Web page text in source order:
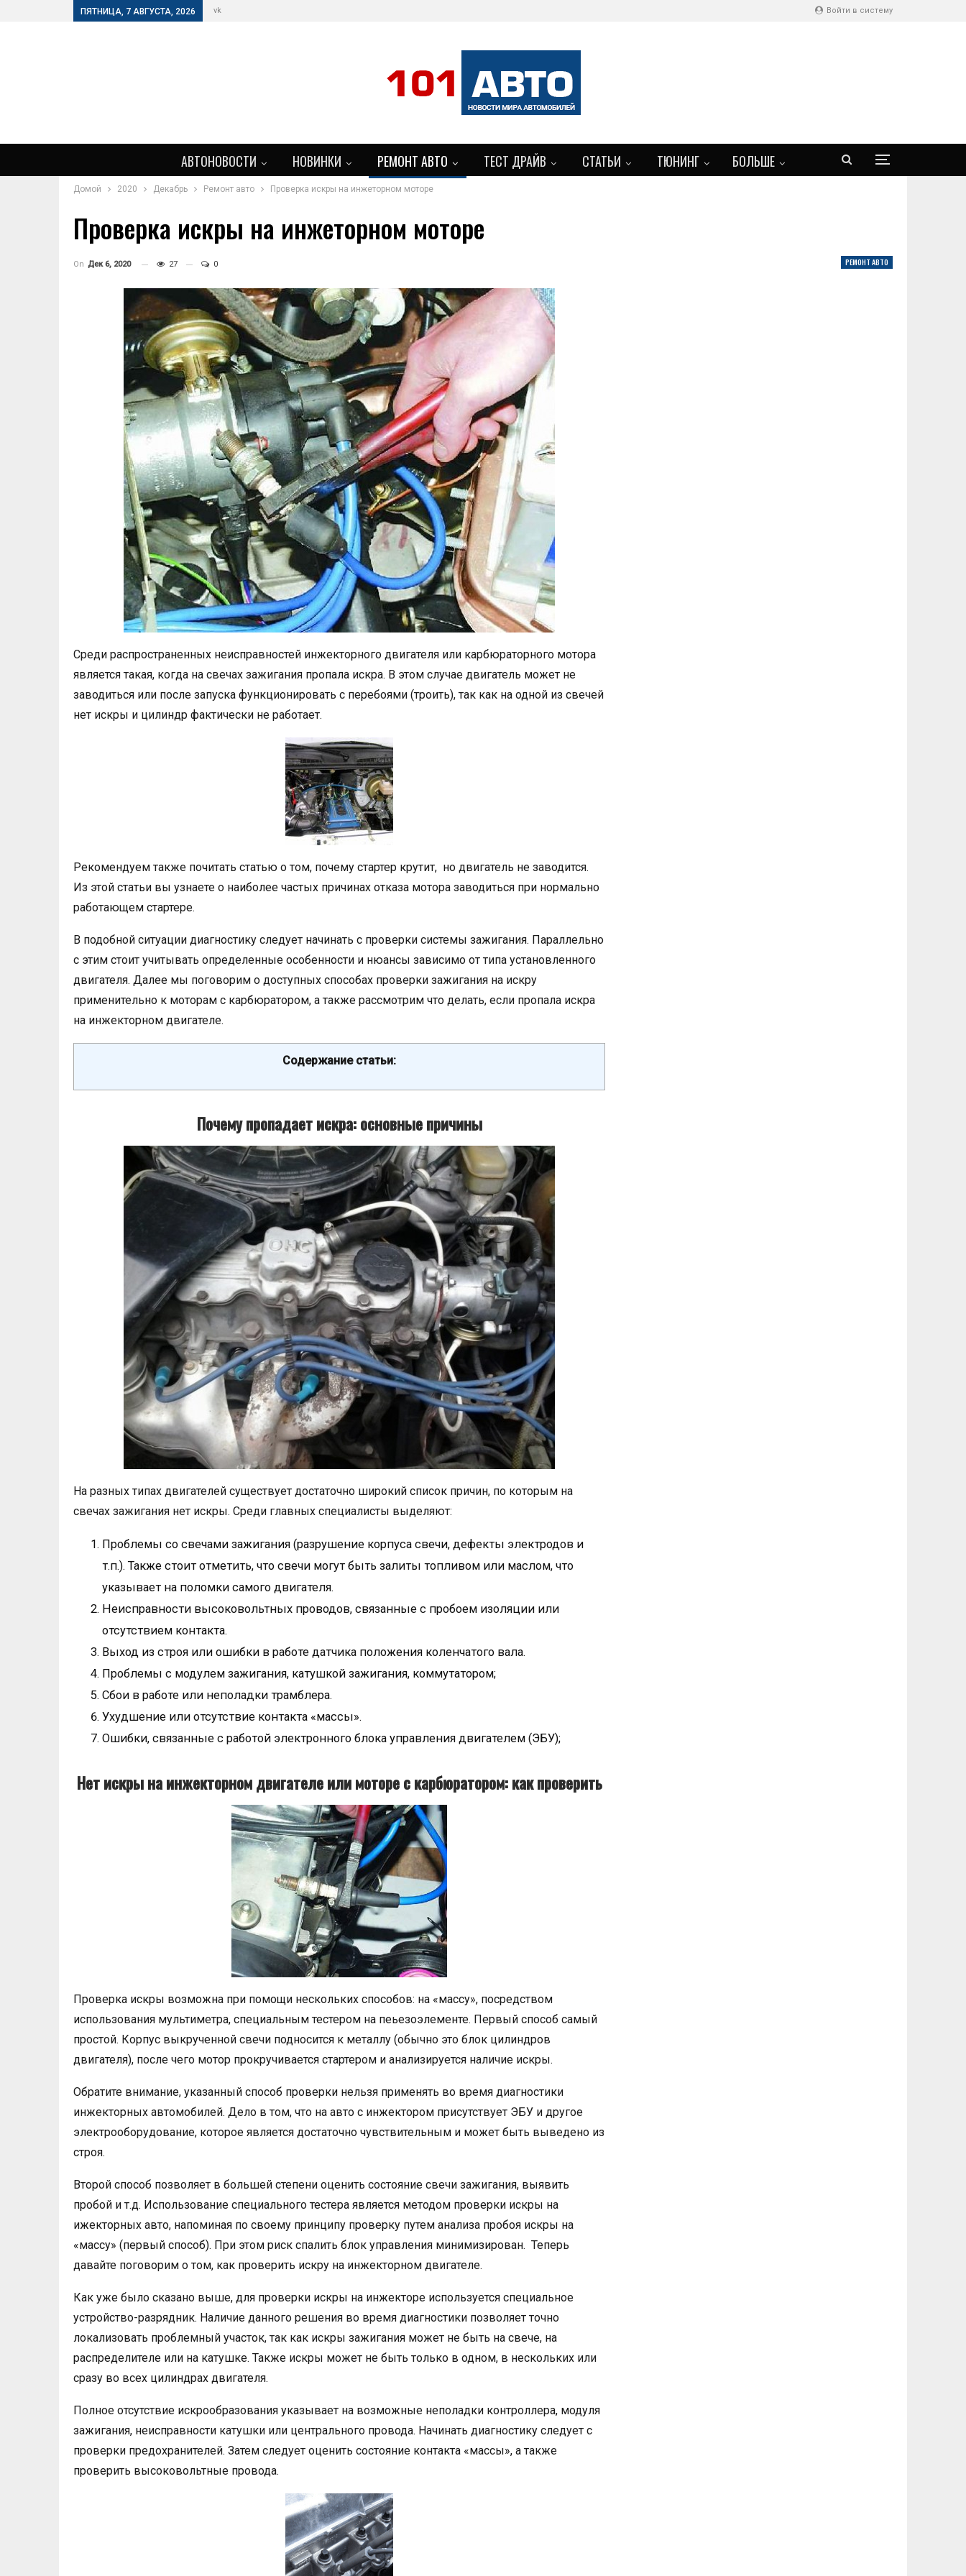
Войти в систему
ПЯТНИЦА, 7 АВГУСТА, 2026 vk
АВТОНОВОСТИ НОВИНКИ РЕМОНТ АВТО ТЕСТ ДРАЙВ СТАТЬИ ТЮНИНГ БОЛЬШЕ
Домой 2020 Декабрь Ремонт авто Проверка искры на инжеторном моторе
Проверка искры на инжеторном моторе
РЕМОНТ АВТО
On Дек 6, 2020 27 0
Среди распространенных неисправностей инжекторного двигателя или карбюраторного мотора
является такая, когда на свечах зажигания пропала искра. В этом случае двигатель может не
заводиться или после запуска функционировать с перебоями (троить), так как на одной из свечей
нет искры и цилиндр фактически не работает.
Рекомендуем также почитать статью о том, почему стартер крутит, но двигатель не заводится.
Из этой статьи вы узнаете о наиболее частых причинах отказа мотора заводиться при нормально
работающем стартере.
В подобной ситуации диагностику следует начинать с проверки системы зажигания. Параллельно
с этим стоит учитывать определенные особенности и нюансы зависимо от типа установленного
двигателя. Далее мы поговорим о доступных способах проверки зажигания на искру
применительно к моторам с карбюратором, а также рассмотрим что делать, если пропала искра
на инжекторном двигателе.
Содержание статьи:
Почему пропадает искра: основные причины
На разных типах двигателей существует достаточно широкий список причин, по которым на
свечах зажигания нет искры. Среди главных специалисты выделяют:
Проблемы со свечами зажигания (разрушение корпуса свечи, дефекты электродов и
т.п.). Также стоит отметить, что свечи могут быть залиты топливом или маслом, что
указывает на поломки самого двигателя.
Неисправности высоковольтных проводов, связанные с пробоем изоляции или
отсутствием контакта.
Выход из строя или ошибки в работе датчика положения коленчатого вала.
Проблемы с модулем зажигания, катушкой зажигания, коммутатором;
Сбои в работе или неполадки трамблера.
Ухудшение или отсутствие контакта «массы».
Ошибки, связанные с работой электронного блока управления двигателем (ЭБУ);
Нет искры на инжекторном двигателе или моторе с карбюратором: как проверить
Проверка искры возможна при помощи нескольких способов: на «массу», посредством
использования мультиметра, специальным тестером на пеьезоэлементе. Первый способ самый
простой. Корпус выкрученной свечи подносится к металлу (обычно это блок цилиндров
двигателя), после чего мотор прокручивается стартером и анализируется наличие искры.
Обратите внимание, указанный способ проверки нельзя применять во время диагностики
инжекторных автомобилей. Дело в том, что на авто с инжектором присутствует ЭБУ и другое
электрооборудование, которое является достаточно чувствительным и может быть выведено из
строя.
Второй способ позволяет в большей степени оценить состояние свечи зажигания, выявить
пробой и т.д. Использование специального тестера является методом проверки искры на
ижекторных авто, напоминая по своему принципу проверку путем анализа пробоя искры на
«массу» (первый способ). При этом риск спалить блок управления минимизирован. Теперь
давайте поговорим о том, как проверить искру на инжекторном двигателе.
Как уже было сказано выше, для проверки искры на инжекторе используется специальное
устройство-разрядник. Наличие данного решения во время диагностики позволяет точно
локализовать проблемный участок, так как искры зажигания может не быть на свече, на
распределителе или на катушке. Также искры может не быть только в одном, в нескольких или
сразу во всех цилиндрах двигателя.
Полное отсутствие искрообразования указывает на возможные неполадки контроллера, модуля
зажигания, неисправности катушки или центрального провода. Начинать диагностику следует с
проверки предохранителей. Затем следует оценить состояние контакта «массы», а также
проверить высоковольтные провода.